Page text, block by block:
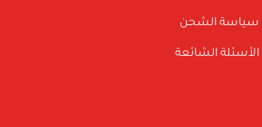
سياسة الشحن
الأسئلة الشائعة